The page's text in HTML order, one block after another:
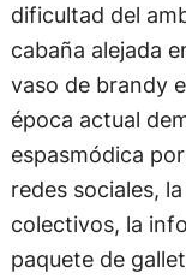
dificultad del
cabaña alejada
vaso de brandy
época actual
espasmódica
redes sociales,
colectivos, la
paquete de